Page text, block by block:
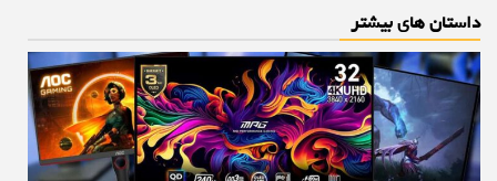
داستان های بیشتر